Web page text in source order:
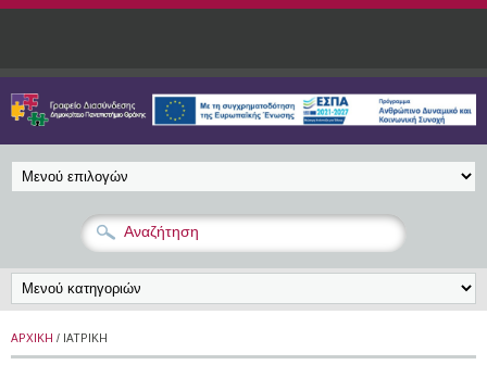
Παράκαμψη προς το κυρίως περιεχόμενο
ΑΡΧΙΚΉ / ΙΑΤΡΙΚΉ